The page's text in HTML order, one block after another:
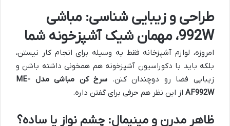
طراحی و زیبایی شناسی: مباشی
992W، مهمان شیک آشپزخونه شما
امروزه، لوازم آشپزخانه فقط یه وسیله برای انجام کار نیستن،
بلکه باید با دکوراسیون آشپزخونه هم همخونی داشته باشن و
زیبایی فضا رو دوچندان کنن.
سرخ کن مباشی مدل ME-
AF992W از این نظر هم حرفی برای گفتن داره.
ظاهر مدرن و مینیمال: چشم نواز یا ساده؟